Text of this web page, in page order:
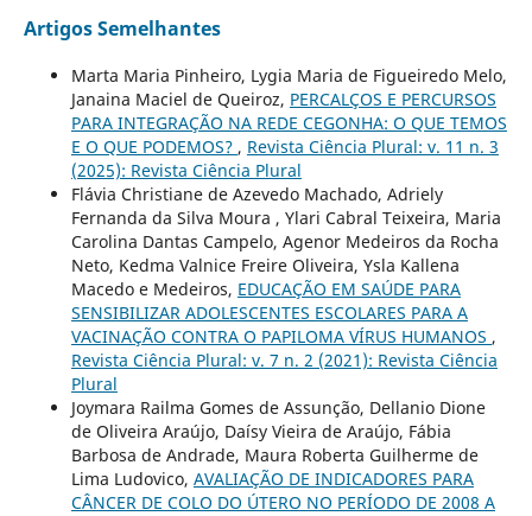
Artigos Semelhantes
Marta Maria Pinheiro, Lygia Maria de Figueiredo Melo,
Janaina Maciel de Queiroz, PERCALÇOS E PERCURSOS
PARA INTEGRAÇÃO NA REDE CEGONHA: O QUE TEMOS
E O QUE PODEMOS? , Revista Ciência Plural: v. 11 n. 3
(2025): Revista Ciência Plural
Flávia Christiane de Azevedo Machado, Adriely
Fernanda da Silva Moura , Ylari Cabral Teixeira, Maria
Carolina Dantas Campelo, Agenor Medeiros da Rocha
Neto, Kedma Valnice Freire Oliveira, Ysla Kallena
Macedo e Medeiros, EDUCAÇÃO EM SAÚDE PARA
SENSIBILIZAR ADOLESCENTES ESCOLARES PARA A
VACINAÇÃO CONTRA O PAPILOMA VÍRUS HUMANOS ,
Revista Ciência Plural: v. 7 n. 2 (2021): Revista Ciência
Plural
Joymara Railma Gomes de Assunção, Dellanio Dione
de Oliveira Araújo, Daísy Vieira de Araújo, Fábia
Barbosa de Andrade, Maura Roberta Guilherme de
Lima Ludovico, AVALIAÇÃO DE INDICADORES PARA
CÂNCER DE COLO DO ÚTERO NO PERÍODO DE 2008 A